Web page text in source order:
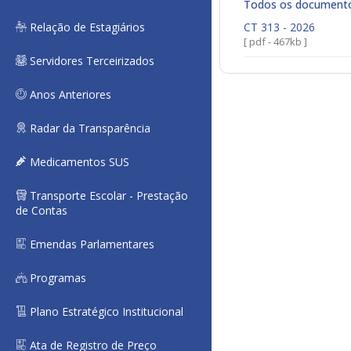
Relação de Estagiários
Servidores Terceirizados
Anos Anteriores
Radar da Transparência
Medicamentos SUS
Transporte Escolar - Prestação
de Contas
Emendas Parlamentares
Programas
Plano Estratégico Institucional
Ata de Registro de Preço
Todos os
CT 313 - 2026
[ pdf - 467kb ]